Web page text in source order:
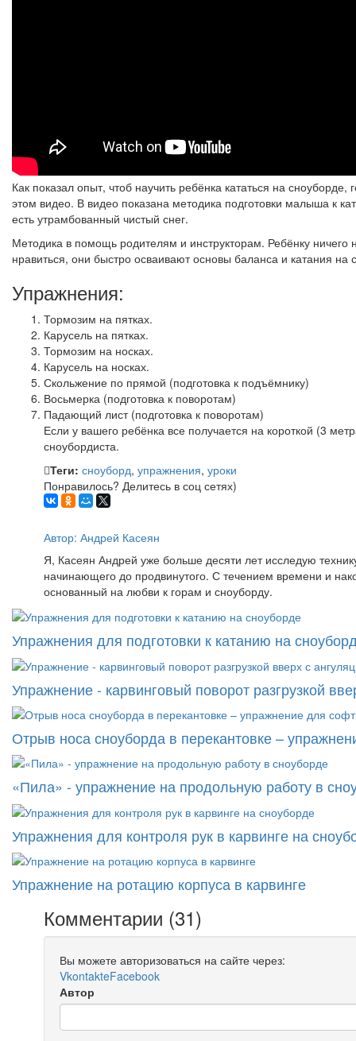
Как показал опыт, чтоб научить ребёнка кататься на
этом видео. В видео показана методика подготовки малыша к
есть утрамбованный чистый снег.
Методика в помощь родителям и инструкторам. Ребёнку
нравиться, они быстро осваивают основы баланса и катания на
Упражнения:
Тормозим на пятках.
Карусель на пятках.
Тормозим на носках.
Карусель на носках.
Скольжение по прямой (подготовка к подъёмнику)
Восьмерка (подготовка к поворотам)
Падающий лист (подготовка к поворотам)
Если у вашего ребёнка все получается на короткой (3
сноубордиста.
Теги: сноуборд, упражнения, уроки
Понравилось? Делитесь в соц сетях)
Автор: Андрей Касеян
Я, Касеян Андрей уже больше десяти лет исследую
начинающего до продвинутого. С течением времени и
основанный на любви к горам и сноуборду.
Упражнения для подготовки к катанию на
Упражнение - карвинговый поворот разгрузкой
Отрыв носа сноуборда в перекантовке –
«Пила» - упражнение на продольную работу в
Упражнения для контроля рук в карвинге на
Упражнение на ротацию корпуса в карвинге
Комментарии (31)
Вы можете авторизоваться на сайте через:
VkontakteFacebook
Автор